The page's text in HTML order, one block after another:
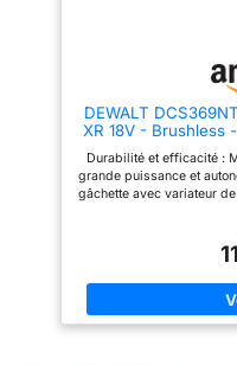
DEWALT
XR 18V - Brushless
Durabilité et efficacité :
grande puissance et
gâchette avec variateur
pour un changement
difficiles d'accès et peu
et à sa lampe LED
position